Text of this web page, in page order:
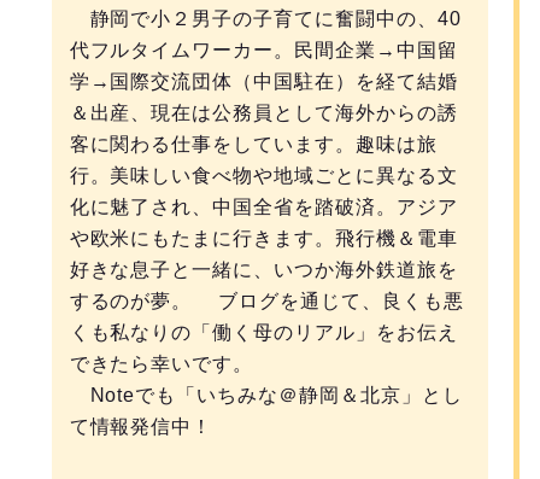
静岡で小２男子の子育てに奮闘中の、40
代フルタイムワーカー。民間企業→中国留
学→国際交流団体（中国駐在）を経て結婚
＆出産、現在は公務員として海外からの誘
客に関わる仕事をしています。趣味は旅
行。美味しい食べ物や地域ごとに異なる文
化に魅了され、中国全省を踏破済。アジア
や欧米にもたまに行きます。飛行機＆電車
好きな息子と一緒に、いつか海外鉄道旅を
するのが夢。 ブログを通じて、良くも悪
くも私なりの「働く母のリアル」をお伝え
できたら幸いです。
Noteでも「いちみな＠静岡＆北京」とし
て情報発信中！